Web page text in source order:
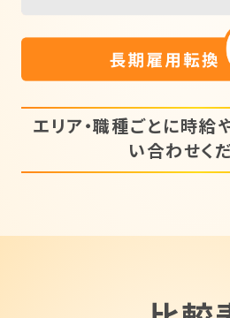
エリア・職種ごとに時給
い合わせく